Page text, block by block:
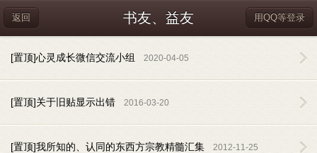
书友、益友
返回 用QQ等登录
[置顶]心灵成长微信交流小组 2020-04-05
[置顶]关于旧贴显示出错 2016-03-20
[置顶]我所知的、认同的东西方宗教精髓汇集 2012-11-25